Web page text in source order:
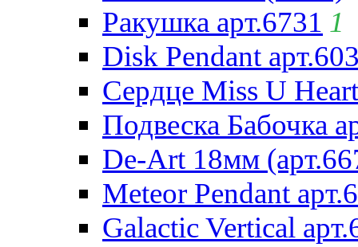
Ракушка арт.6731 1
Disk Pendant
Сердце Miss U
Подвеска Бабочка
De-Art 18мм
Meteor Pendant
Galactic Vertical